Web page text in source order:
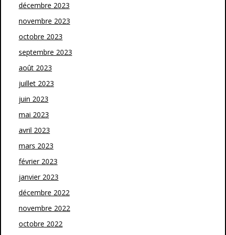
décembre 2023
novembre 2023
octobre 2023
septembre 2023
août 2023
juillet 2023
juin 2023
mai 2023
avril 2023
mars 2023
février 2023
janvier 2023
décembre 2022
novembre 2022
octobre 2022